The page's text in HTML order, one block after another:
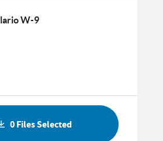
W-9
0 Files Selected